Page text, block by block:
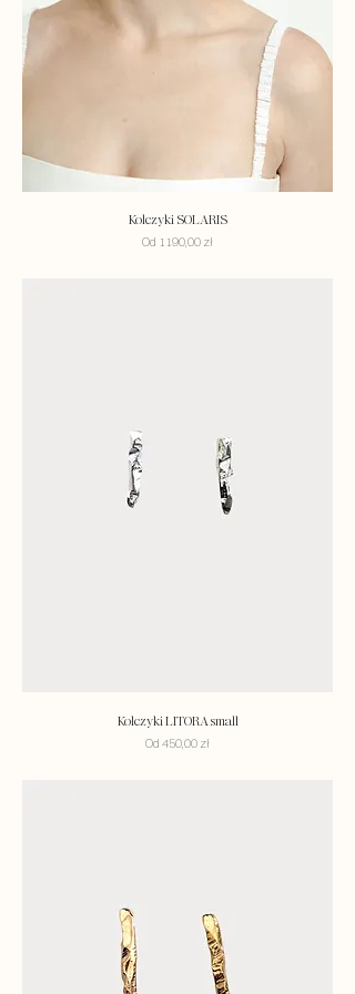
Kolczyki SOLARIS
Od 1190,00 zł
Cena rabatowa
Kolczyki LITORA small
Od 450,00 zł
Cena rabatowa